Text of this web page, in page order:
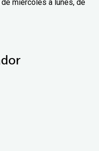
miércoles a lunes, de